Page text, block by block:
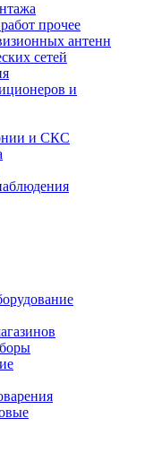
прочее
антенн
сетей
и
и СКС